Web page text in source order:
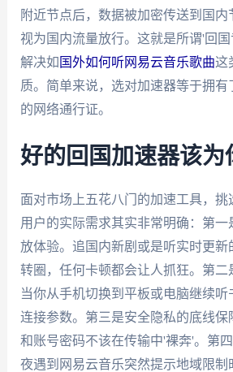
附近节点后，数据被加密传送到国内
视为国内流量放行。这就是所谓'回
解决如 国外如何听网易云音乐歌曲这
质。简单来说，选对加速器等于拥有
的网络通行证。
好的回国加速器该为
面对市场上五花八门的加速工具，挑
用户的实际需求其实非常明确：第一
放体验。追国内新剧或是听实时更新
转圈，任何卡顿都会让人抓狂。第二
当你从手机切换到平板或电脑继续听
连接参数。第三是安全隐私的底线保
和账号密码不该在传输中'裸奔'。第
夜遇到网易云音乐突然提示地域限制